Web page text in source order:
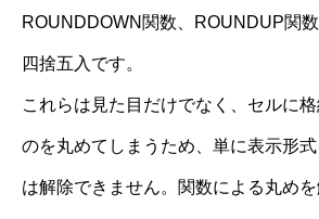
ROUNDDOWN関数、ROUNDUP関
四捨五入です。
これらは見た目だけでなく、セルに
のを丸めてしまうため、単に表示形
は解除できません。関数による丸め